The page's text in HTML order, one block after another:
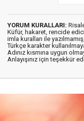
YORUM KURALLARI:
Küfür, hakaret, rencide
imla kuralları ile yazılmamış,
Türkçe karakter
Adınız kısmına uygun
Anlayışınız için teşekkür